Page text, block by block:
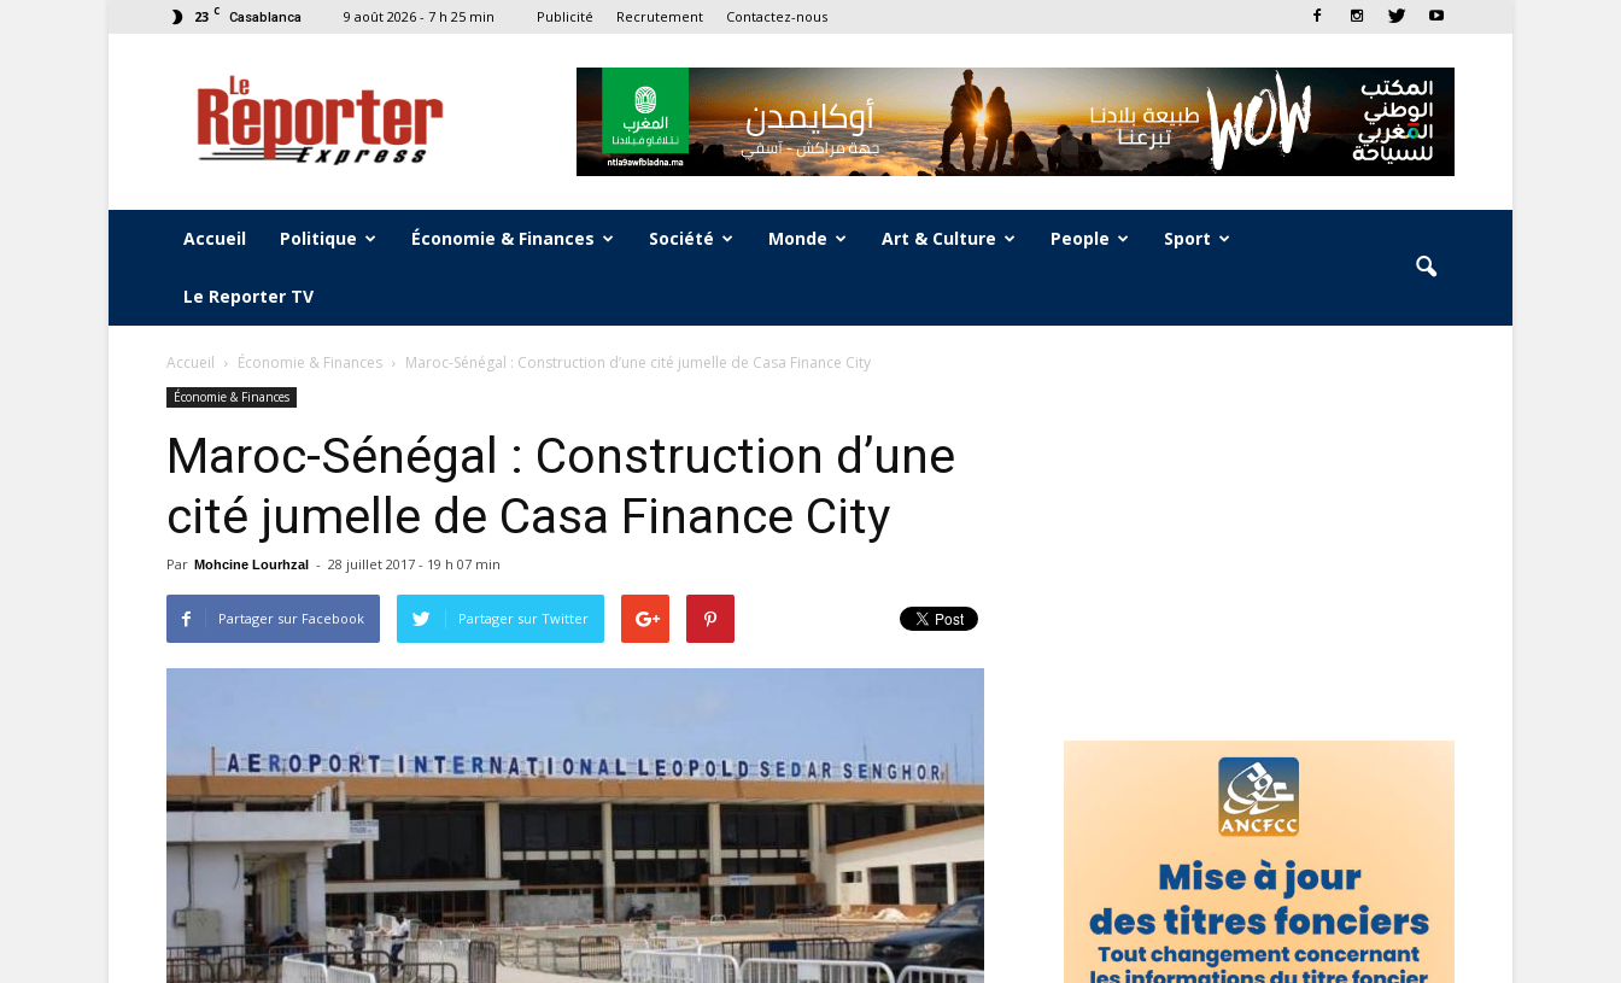
23 C Casablanca 9 août 2026 - 7 h 25 min Publicité Recrutement Contactez-nous
Le
Reporter
Express
Accueil Politique Économie & Finances Société Monde Art & Culture People Sport
Le Reporter TV
Accueil Économie & Finances Maroc-Sénégal : Construction d’une cité jumelle de Casa Finance City
Économie & Finances
Maroc-Sénégal : Construction d’une
cité jumelle de Casa Finance City
Par Mohcine Lourhzal - 28 juillet 2017 - 19 h 07 min
Partager sur Facebook Partager sur Twitter